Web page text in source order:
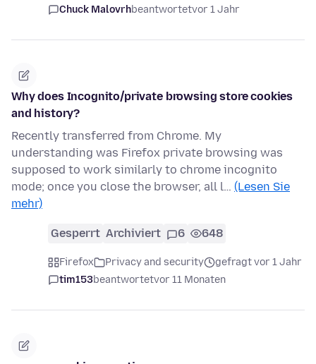
Chuck Malovrhbeantwortetvor 1 Jahr
Why does Incognito/private browsing store cookies
and history?
Recently transferred from Chrome. My
understanding was Firefox private browsing was
supposed to work similarly to chrome incognito
mode; once you close the browser, all l… (Lesen Sie
mehr)
Gesperrt Archiviert 6 648
Firefox Privacy and security
gefragt vor 1 Jahr
tim153beantwortetvor 11 Monaten